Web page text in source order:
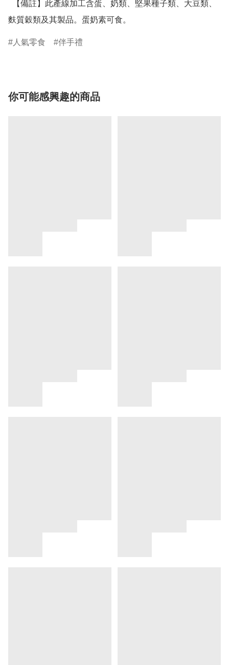
麩質穀類及其製品。蛋奶素可食。
人氣零食 伴手禮
你可能感興趣的商品